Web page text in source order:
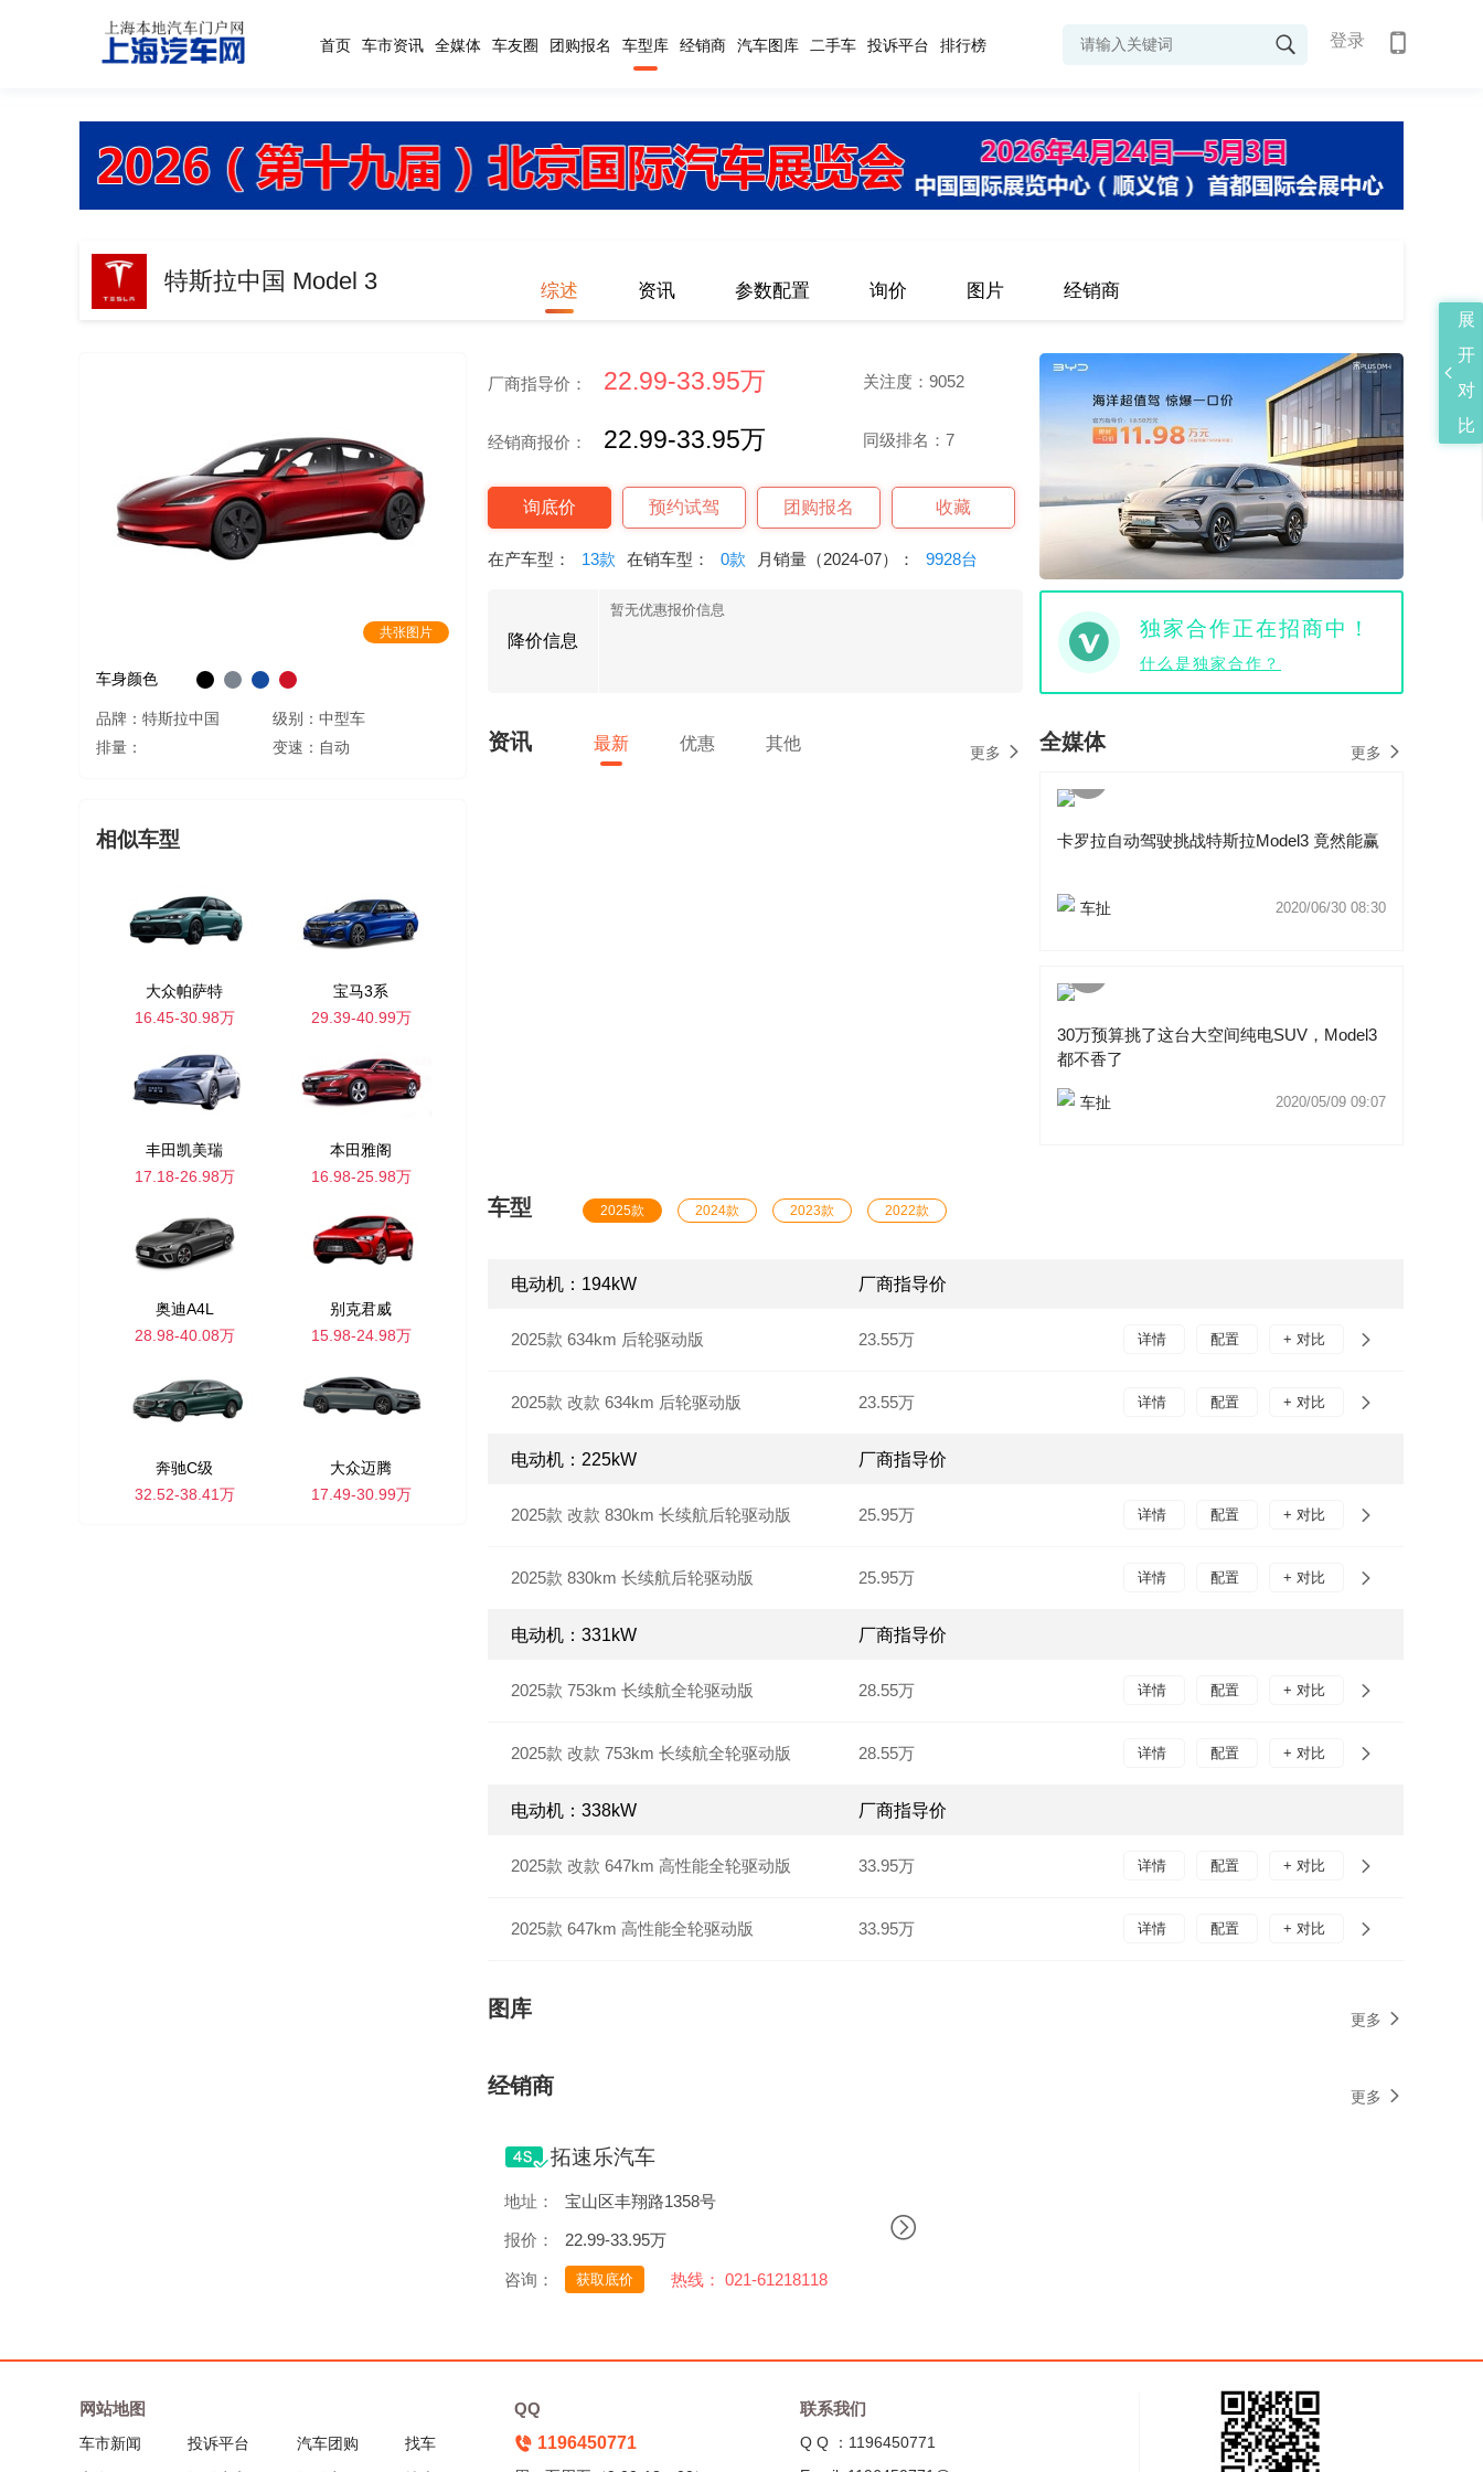
首页 车市资讯 全媒体 车友圈 团购报名 车型库 经销商 汽车图库 二手车 投诉平台 排行榜 登录
特斯拉中国 Model 3 综述 资讯 参数配置 询价 图片 经销商
共张图片
车身颜色
品牌：特斯拉中国
级别：中型车
排量：
变速：自动
相似车型
大众帕萨特
16.45-30.98万
宝马3系
29.39-40.99万
丰田凯美瑞
17.18-26.98万
本田雅阁
16.98-25.98万
奥迪A4L
28.98-40.08万
别克君威
15.98-24.98万
奔驰C级
32.52-38.41万
大众迈腾
17.49-30.99万
厂商指导价： 22.99-33.95万 关注度：9052
经销商报价： 22.99-33.95万 同级排名：7
询底价 预约试驾 团购报名 收藏
在产车型： 13款 在销车型： 0款 月销量（2024-07）： 9928台
降价信息
暂无优惠报价信息
独家合作正在招商中！
什么是独家合作？
资讯 最新 优惠 其他 更多 全媒体 更多
卡罗拉自动驾驶挑战特斯拉Model3 竟然能赢
车扯 2020/06/30 08:30
30万预算挑了这台大空间纯电SUV，Model3
都不香了
车扯 2020/05/09 09:07
车型 2025款 2024款 2023款 2022款
电动机：194kW 厂商指导价
2025款 634km 后轮驱动版 23.55万 详情 配置 + 对比
2025款 改款 634km 后轮驱动版 23.55万 详情 配置 + 对比
电动机：225kW 厂商指导价
2025款 改款 830km 长续航后轮驱动版 25.95万 详情 配置 + 对比
2025款 830km 长续航后轮驱动版 25.95万 详情 配置 + 对比
电动机：331kW 厂商指导价
2025款 753km 长续航全轮驱动版 28.55万 详情 配置 + 对比
2025款 改款 753km 长续航全轮驱动版 28.55万 详情 配置 + 对比
电动机：338kW 厂商指导价
2025款 改款 647km 高性能全轮驱动版 33.95万 详情 配置 + 对比
2025款 647km 高性能全轮驱动版 33.95万 详情 配置 + 对比
图库 更多
经销商 更多
拓速乐汽车
地址： 宝山区丰翔路1358号
报价： 22.99-33.95万
咨询： 获取底价 热线： 021-61218118
网站地图
车市新闻 投诉平台 汽车团购
找车
QQ
1196450771
联系我们
Q Q ：1196450771
展
开
对
比